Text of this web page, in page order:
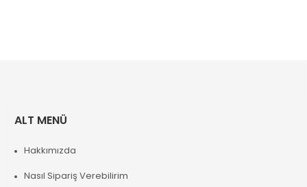
ALT MENÜ
Hakkımızda
Nasıl Sipariş Verebilirim